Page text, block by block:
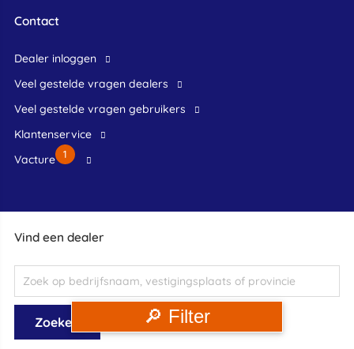
🔎 Filter
Vind een dealer
Contact
dealer inloggen
veel gestelde vragen dealers
veel gestelde vragen gebruikers
klantenservice
Vacture
1